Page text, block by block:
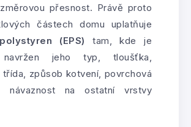
přesnost. Právě proto
částech domu uplatňuje
(EPS)
tam, kde je
navržen jeho typ, tloušťka,
třída, způsob kotvení, povrchová
návaznost na ostatní vrstvy